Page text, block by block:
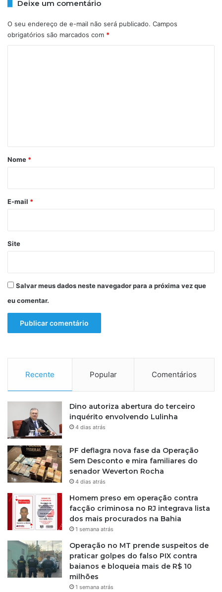
i
t
r
Deixe um comentário
O seu endereço de e-mail não será publicado. Campos
obrigatórios são marcados com *
r
*
Nome *
E-mail *
Site
Salvar meus dados neste navegador para a próxima vez que
eu comentar.
Recente Popular Comentários
Dino autoriza abertura do terceiro
inquérito envolvendo Lulinha
4 dias atrás
PF deflagra nova fase da Operação
Sem Desconto e mira familiares do
senador Weverton Rocha
4 dias atrás
Homem preso em operação contra
facção criminosa no RJ integrava lista
dos mais procurados na Bahia
1 semana atrás
Operação no MT prende suspeitos de
praticar golpes do falso PIX contra
baianos e bloqueia mais de R$ 10
milhões
1 semana atrás